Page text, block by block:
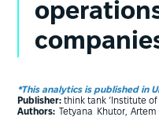
*This analytics is published in
Publisher: think tank ‘Institute of
Authors: Tetyana Khutor,